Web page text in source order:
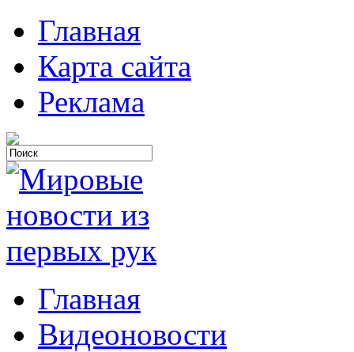
Главная
Карта сайта
Реклама
Главная
Видеоновости